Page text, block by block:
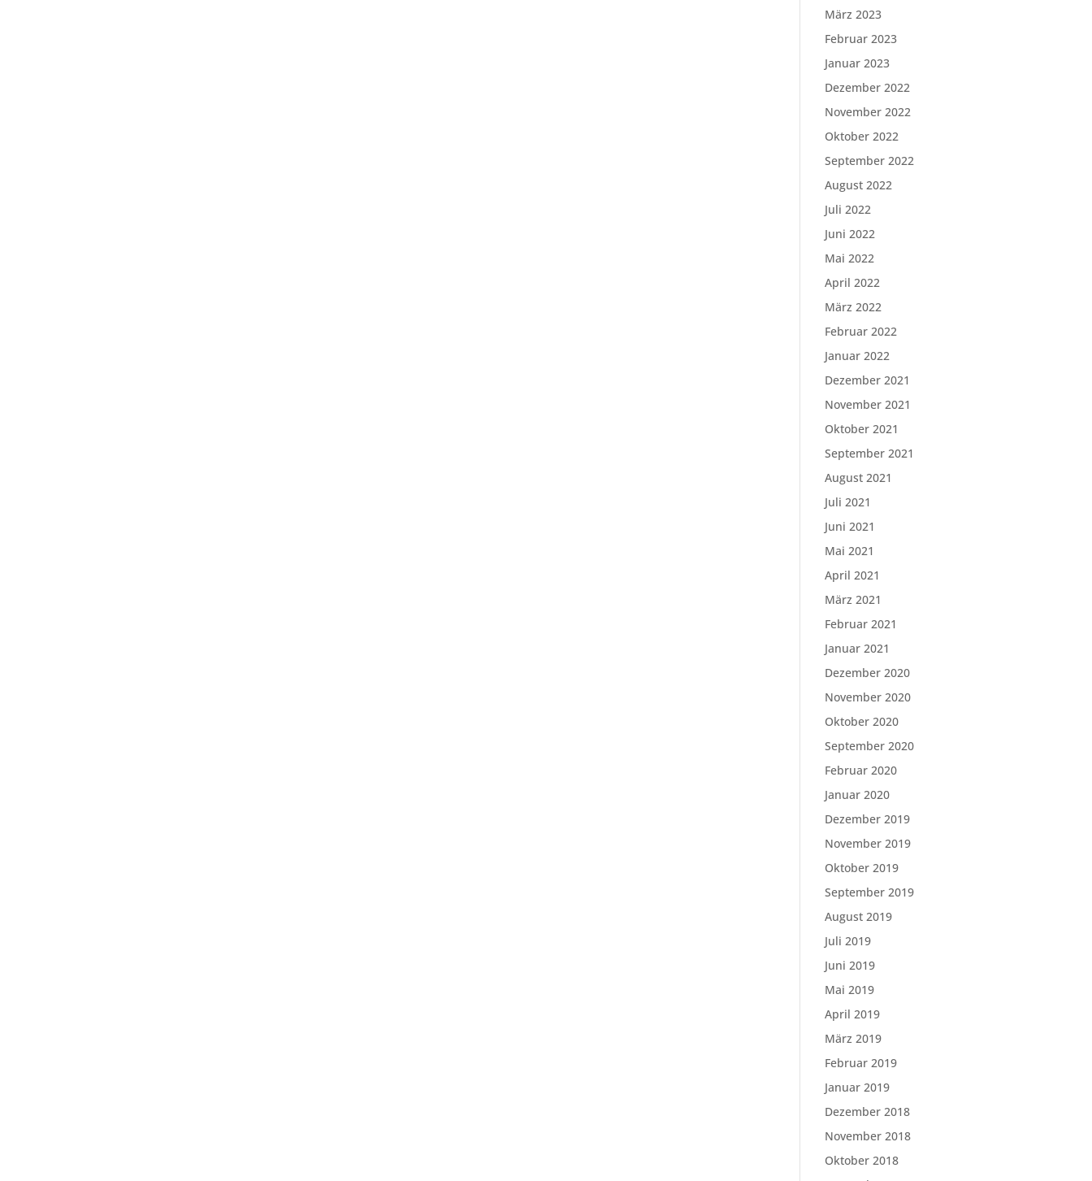
März 2023
Februar 2023
Januar 2023
Dezember 2022
November 2022
Oktober 2022
September 2022
August 2022
Juli 2022
Juni 2022
Mai 2022
April 2022
März 2022
Februar 2022
Januar 2022
Dezember 2021
November 2021
Oktober 2021
September 2021
August 2021
Juli 2021
Juni 2021
Mai 2021
April 2021
März 2021
Februar 2021
Januar 2021
Dezember 2020
November 2020
Oktober 2020
September 2020
Februar 2020
Januar 2020
Dezember 2019
November 2019
Oktober 2019
September 2019
August 2019
Juli 2019
Juni 2019
Mai 2019
April 2019
März 2019
Februar 2019
Januar 2019
Dezember 2018
November 2018
Oktober 2018